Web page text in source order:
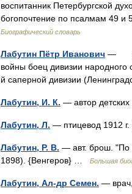
воспитанник Петербургской
богопочтение по псалмам 49
Биографический словарь
Лабутин Пётр Иванович —
войны боец дивизии народного
й саперной дивизии
Лабутин, И. К. — автор
Лабутин, Л. — птицевод 1912
Лабутин, Р. В. — авт. брош. "По
1898). {Венгеров} …
Большая
Лабутин, Ал-др Семен. —